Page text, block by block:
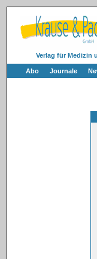
Verlag für Medizin
Abo Journale